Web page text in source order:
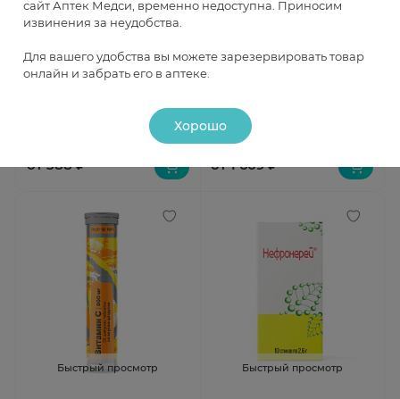
BioForte УтроОК
от 388 ₽
150г
Под заказ
от 1 609 ₽
Быстрый просмотр Быстрый просмотр
сайт Аптек Медси, временно недоступна. Приносим
извинения за неудобства.
Для вашего удобства вы можете зарезервировать товар
онлайн и забрать его в аптеке.
Хорошо